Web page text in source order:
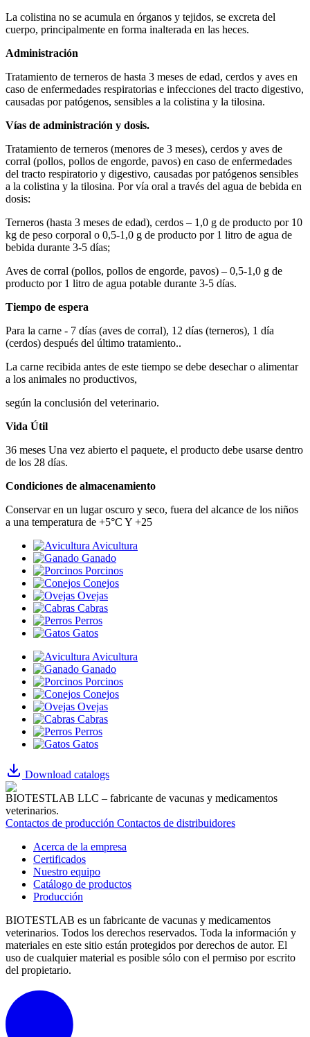
La colistina no se acumula en órganos y tejidos, se excreta del
cuerpo, principalmente en forma inalterada en las heces.
Administración
Tratamiento de terneros de hasta 3 meses de edad, cerdos y aves en
caso de enfermedades respiratorias e infecciones del tracto digestivo,
causadas por patógenos, sensibles a la colistina y la tilosina.
Vías de administración y dosis.
Tratamiento de terneros (menores de 3 meses), cerdos y aves de
corral (pollos, pollos de engorde, pavos) en caso de enfermedades
del tracto respiratorio y digestivo, causadas por patógenos sensibles
a la colistina y la tilosina. Por vía oral a través del agua de bebida en
dosis:
Terneros (hasta 3 meses de edad), cerdos – 1,0 g de producto por 10
kg de peso corporal o 0,5-1,0 g de producto por 1 litro de agua de
bebida durante 3-5 días;
Aves de corral (pollos, pollos de engorde, pavos) – 0,5-1,0 g de
producto por 1 litro de agua potable durante 3-5 días.
Tiempo de espera
Para la carne - 7 días (aves de corral), 12 días (terneros), 1 día
(cerdos) después del último tratamiento..
La carne recibida antes de este tiempo se debe desechar o alimentar
a los animales no productivos,
según la conclusión del veterinario.
Vida Útil
36 meses Una vez abierto el paquete, el producto debe usarse dentro
de los 28 días.
Condiciones de almacenamiento
Conservar en un lugar oscuro y seco, fuera del alcance de los niños
a una temperatura de +5°C Y +25
Avicultura
Ganado
Porcinos
Conejos
Ovejas
Cabras
Perros
Gatos
Avicultura
Ganado
Porcinos
Conejos
Ovejas
Cabras
Perros
Gatos
Download catalogs
BIOTESTLAB LLC – fabricante de vacunas y medicamentos
veterinarios.
Contactos de producción Contactos de distribuidores
Acerca de la empresa
Certificados
Nuestro equipo
Catálogo de productos
Producción
BIOTESTLAB es un fabricante de vacunas y medicamentos
veterinarios. Todos los derechos reservados. Toda la información y
materiales en este sitio están protegidos por derechos de autor. El
uso de cualquier material es posible sólo con el permiso por escrito
del propietario.